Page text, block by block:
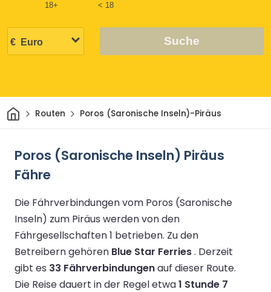
18+ < 18
Suche
HeimRouten Poros (Saronische Inseln)-Piräus
Poros (Saronische Inseln) Piräus
Fähre
Die Fährverbindungen vom Poros (Saronische
Inseln) zum Piräus werden von den
Fährgesellschaften 1 betrieben. Zu den
Betreibern gehören Blue Star Ferries. Derzeit
gibt es 33 Fährverbindungenauf dieser Route.
Die Reise dauert in der Regel etwa1 Stunde 7